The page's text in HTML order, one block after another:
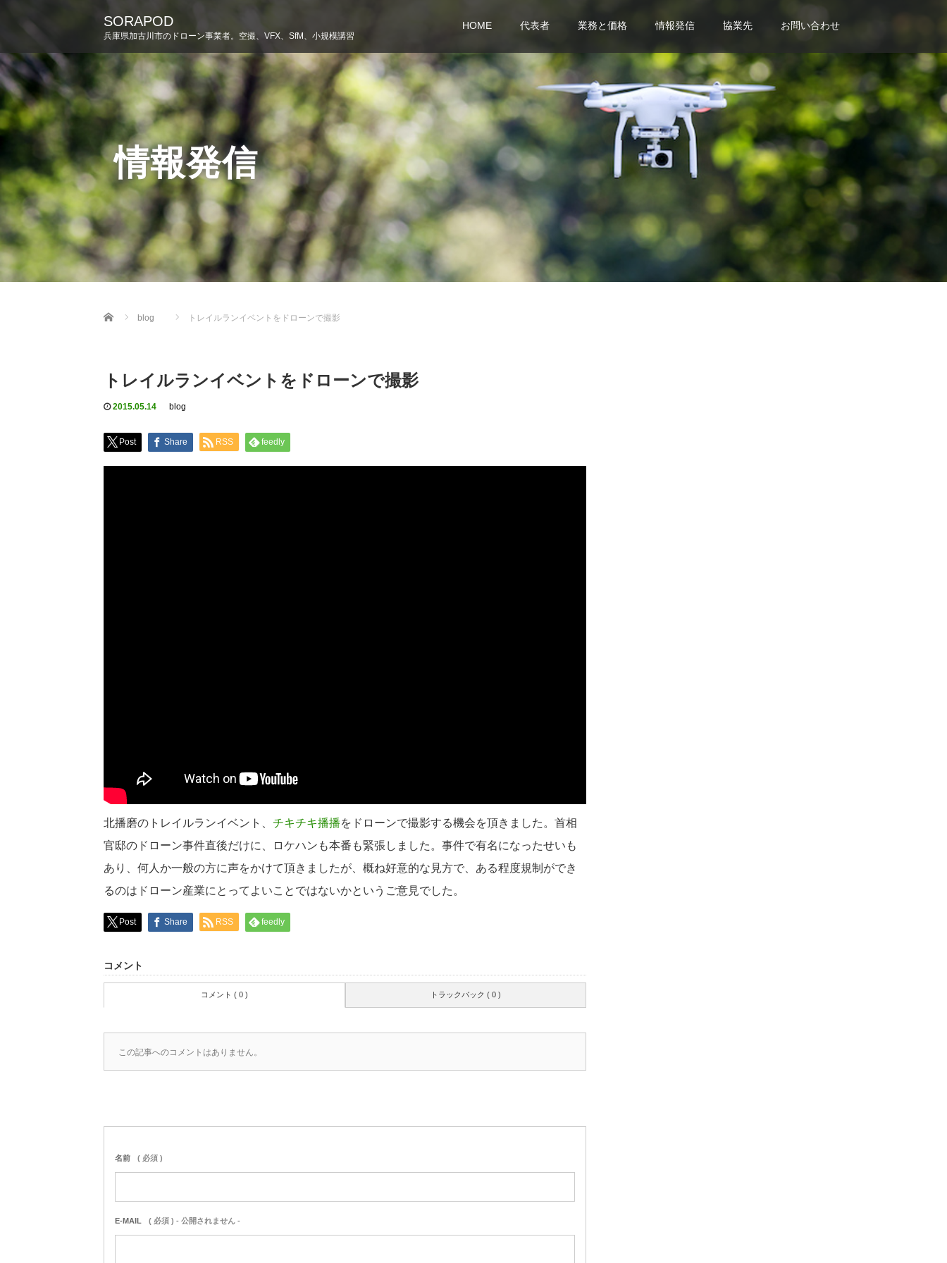
SORAPOD
兵庫県加古川市のドローン事業者。空撮、VFX、SfM、小規模講習
HOME 代表者 業務と価格 情報発信 協業先 お問い合わせ
情報発信
Home blog トレイルランイベントをドローンで撮影
トレイルランイベントをドローンで撮影
2015.05.14 blog
Post Share RSS feedly
北播磨のトレイルランイベント、 チキチキ播播をドローンで撮影する機会を頂きました。首相
官邸のドローン事件直後だけに、ロケハンも本番も緊張しました。事件で有名になったせいも
あり、何人か一般の方に声をかけて頂きましたが、概ね好意的な見方で、ある程度規制ができ
るのはドローン産業にとってよいことではないかというご意見でした。
Post Share RSS feedly
コメント
コメント ( 0 ) トラックバック ( 0 )
この記事へのコメントはありません。
名前 ( 必須 )
E-MAIL ( 必須 ) - 公開されません -